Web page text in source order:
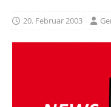
20. Februar 2003